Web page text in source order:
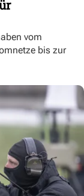
vom
bis zur